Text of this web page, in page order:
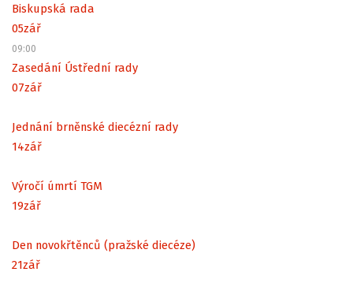
Biskupská rada
05zář
09:00
Zasedání Ústřední rady
07zář
Jednání brněnské diecézní rady
14zář
Výročí úmrtí TGM
19zář
Den novokřtěnců (pražské diecéze)
21zář